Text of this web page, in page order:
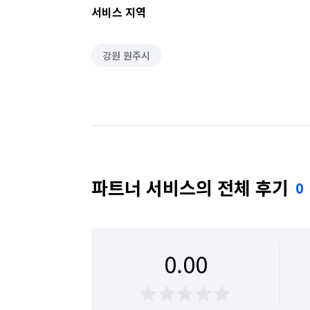
서비스 지역
강원 원주시
파트너 서비스의 전체 후기 0
0.00